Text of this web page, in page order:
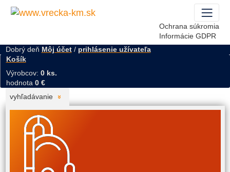
Ochrana súkromia
Informácie GDPR
Dobrý deň Môj účet/ prihlásenie užívateľa
Košík
Výrobcov: 0 ks.
hodnota 0 €
vyhľadávanie